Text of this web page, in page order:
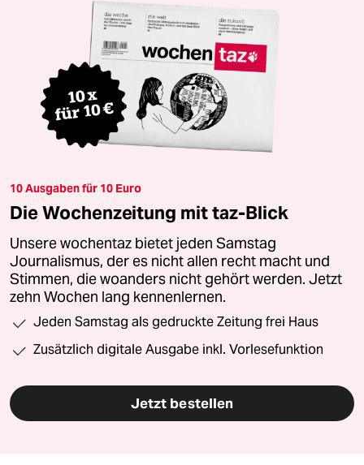
10 Ausgaben für 10 Euro
Die Wochenzeitung mit taz-Blick
Unsere wochentaz bietet jeden Samstag
Journalismus, der es nicht allen recht macht und
Stimmen, die woanders nicht gehört werden. Jetzt
zehn Wochen lang kennenlernen.
Jeden Samstag als gedruckte Zeitung frei Haus
Zusätzlich digitale Ausgabe inkl. Vorlesefunktion
Jetzt bestellen